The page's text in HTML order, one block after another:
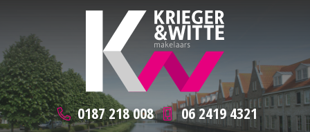
0187 218 008 06 2419 4321